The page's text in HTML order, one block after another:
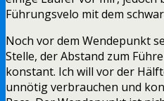
Führungsvelo mit dem
Noch vor dem Wendepunkt
Stelle, der Abstand zum
konstant. Ich will vor der
unnötig verbrauchen und